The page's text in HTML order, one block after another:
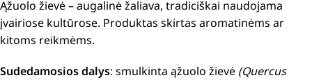
Ąžuolo žievė – augalinė žaliava, tradiciškai naudojama
įvairiose kultūrose. Produktas skirtas aromatinėms ar
kitoms reikmėms.
Sudedamosios dalys: smulkinta ąžuolo žievė (Quercus